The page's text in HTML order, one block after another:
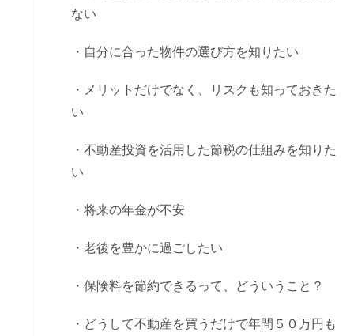
ない
・自分に合った物件の選び方を知りたい
・メリットだけでなく、リスクも知っておきた
い
・不動産投資を活用した節税の仕組みを知りた
い
・将来の年金が不安
・老後を豊かに過ごしたい
・保険料を節約できるって、どういうこと？
・どうして不動産を買うだけで年間５０万円も